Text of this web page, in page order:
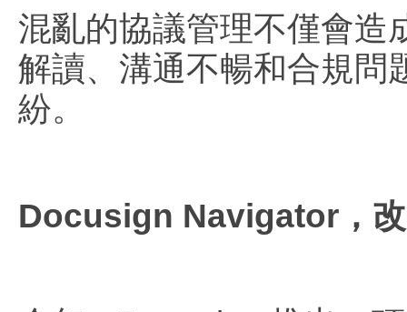
混亂的協議管理不僅會造
解讀、溝通不暢和合規問
紛。
Docusign Navigator，